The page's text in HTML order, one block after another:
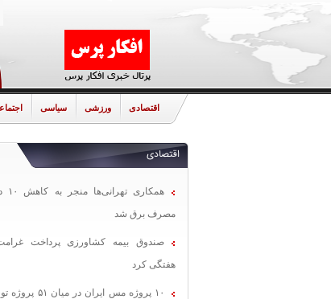
اقتصادی ورزشی سیاسی
اقتصادی
مصرف برق شد
صندوق بیمه کشاورزی پرداخت
هفتگی کرد
۱۰ پروژه مس ایران در